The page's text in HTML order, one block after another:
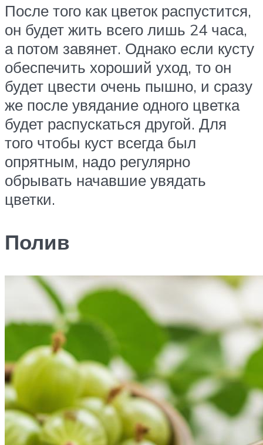
После того как цветок распустится,
он будет жить всего лишь 24 часа,
а потом завянет. Однако если кусту
обеспечить хороший уход, то он
будет цвести очень пышно, и сразу
же после увядание одного цветка
будет распускаться другой. Для
того чтобы куст всегда был
опрятным, надо регулярно
обрывать начавшие увядать
цветки.
Полив